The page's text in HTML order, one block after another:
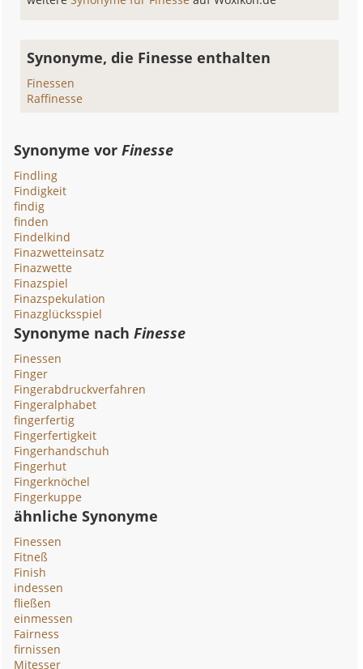
Synonyme, die Finesse enthalten
Finessen
Raffinesse
Synonyme vorFinesse
Findling
Findigkeit
findig
finden
Findelkind
Finazwetteinsatz
Finazwette
Finazspiel
Finazspekulation
Finazglücksspiel
Synonyme nachFinesse
Finessen
Finger
Fingerabdruckverfahren
Fingeralphabet
fingerfertig
Fingerfertigkeit
Fingerhandschuh
Fingerhut
Fingerknöchel
Fingerkuppe
ähnliche Synonyme
Finessen
Fitneß
Finish
indessen
fließen
einmessen
Fairness
firnissen
Mitesser